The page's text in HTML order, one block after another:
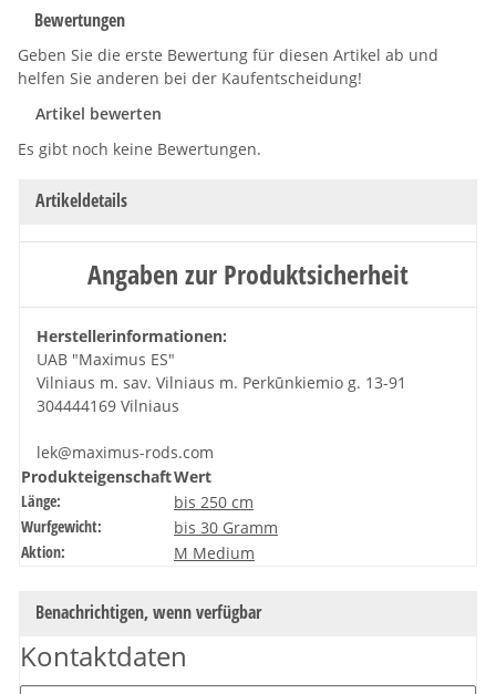
Bewertungen
Geben Sie die erste Bewertung für diesen Artikel ab und
helfen Sie anderen bei der Kaufentscheidung!
Artikel bewerten
Es gibt noch keine Bewertungen.
Artikeldetails
Angaben zur Produktsicherheit
Herstellerinformationen:
UAB "Maximus ES"
Vilniaus m. sav. Vilniaus m. Perkūnkiemio g. 13-91
304444169 Vilniaus
lek@maximus-rods.com
ProdukteigenschaftWert
Länge:
bis 250 cm
Wurfgewicht:
bis 30 Gramm
Aktion:
M Medium
Benachrichtigen, wenn verfügbar
Kontaktdaten